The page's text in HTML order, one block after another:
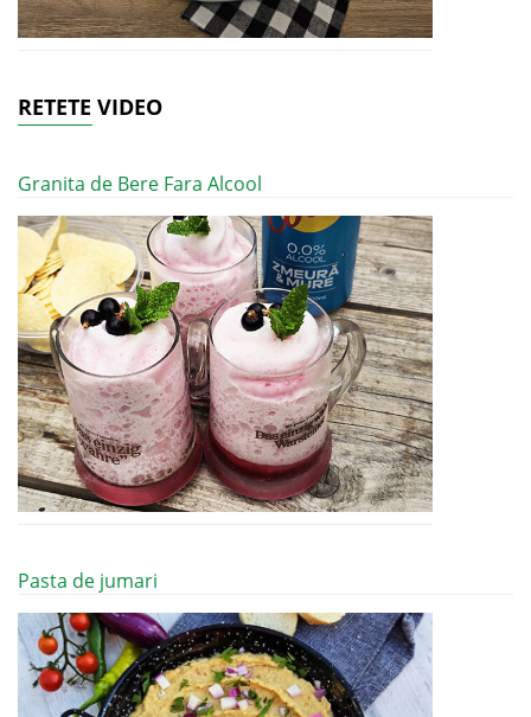
RETETE VIDEO
Granita de Bere Fara Alcool
Pasta de jumari